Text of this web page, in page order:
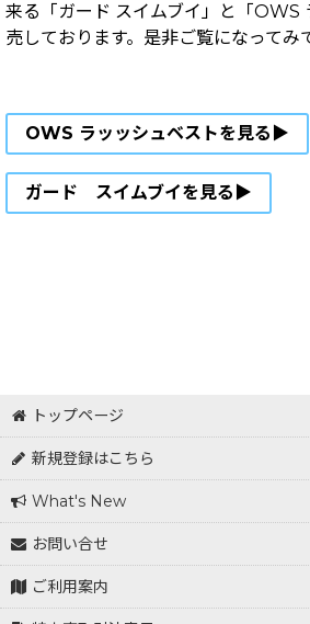
来る「ガード スイムブイ」と「OWS
売しております。是非ご覧になってみ
OWS ラッッシュベストを見る▶
ガード スイムブイを見る▶
トップページ
新規登録はこちら
What's New
お問い合せ
ご利用案内